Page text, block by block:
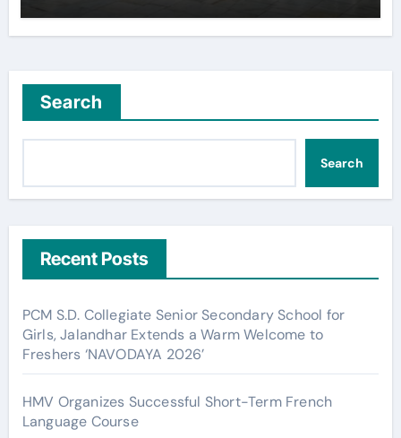
Search
Search
Recent Posts
PCM S.D. Collegiate Senior Secondary School for
Girls, Jalandhar Extends a Warm Welcome to
Freshers ‘NAVODAYA 2026’
HMV Organizes Successful Short-Term French
Language Course